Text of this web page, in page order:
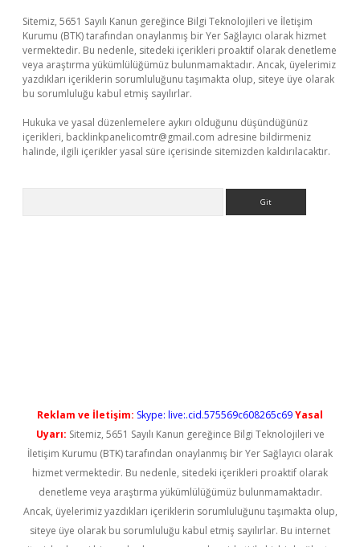
Sitemiz, 5651 Sayılı Kanun gereğince Bilgi Teknolojileri ve İletişim
Kurumu (BTK) tarafından onaylanmış bir Yer Sağlayıcı olarak hizmet
vermektedir. Bu nedenle, sitedeki içerikleri proaktif olarak denetleme
veya araştırma yükümlülüğümüz bulunmamaktadır. Ancak, üyelerimiz
yazdıkları içeriklerin sorumluluğunu taşımakta olup, siteye üye olarak
bu sorumluluğu kabul etmiş sayılırlar.
Hukuka ve yasal düzenlemelere aykırı olduğunu düşündüğünüz
içerikleri, backlinkpanelicomtr@gmail.com adresine bildirmeniz
halinde, ilgili içerikler yasal süre içerisinde sitemizden kaldırılacaktır.
Reklam ve İletişim: Skype: live:.cid.575569c608265c69Yasal
Uyarı: Sitemiz, 5651 Sayılı Kanun gereğince Bilgi Teknolojileri ve
İletişim Kurumu (BTK) tarafından onaylanmış bir Yer Sağlayıcı olarak
hizmet vermektedir. Bu nedenle, sitedeki içerikleri proaktif olarak
denetleme veya araştırma yükümlülüğümüz bulunmamaktadır.
Ancak, üyelerimiz yazdıkları içeriklerin sorumluluğunu taşımakta olup,
siteye üye olarak bu sorumluluğu kabul etmiş sayılırlar. Bu internet